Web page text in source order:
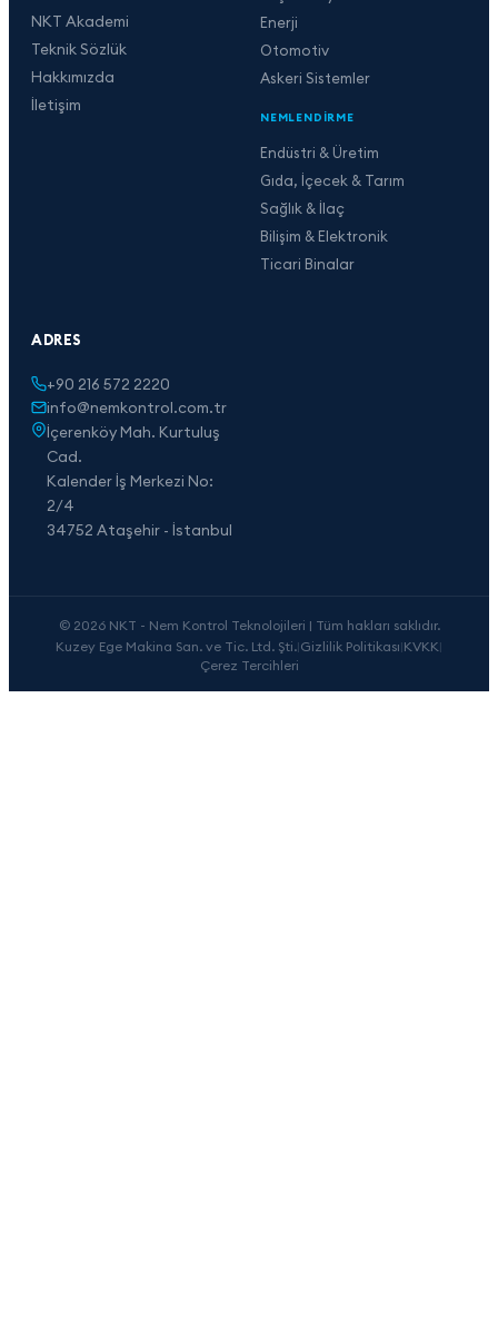
NKT Akademi
Teknik Sözlük
Hakkımızda
İletişim
Enerji
Otomotiv
Askeri Sistemler
NEMLENDIRME
Endüstri & Üretim
Gıda, İçecek & Tarım
Sağlık & İlaç
Bilişim & Elektronik
Ticari Binalar
ADRES
+90 216 572 2220
info@nemkontrol.com.tr
İçerenköy Mah. Kurtuluş
Cad.
Kalender İş Merkezi No:
2/4
34752 Ataşehir - İstanbul
© 2026 NKT - Nem Kontrol Teknolojileri | Tüm hakları saklıdır.
Kuzey Ege Makina San. ve Tic. Ltd. Şti.|Gizlilik Politikası|KVKK|
Çerez Tercihleri